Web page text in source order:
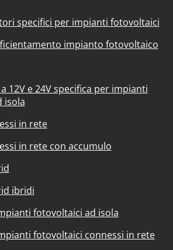
specifici per impianti fotovoltaici
impianto fotovoltaico
12V e 24V specifica per impianti
isola
in rete
in rete con accumulo
ibridi
fotovoltaici ad isola
fotovoltaici connessi in rete